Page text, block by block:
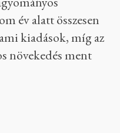
év alatt összesen
kiadások, míg az
növekedés ment